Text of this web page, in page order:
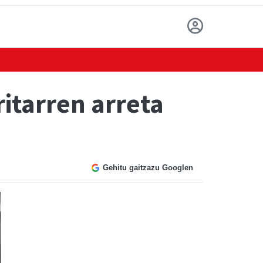
arreta
Gehitu gaitzazu Googlen